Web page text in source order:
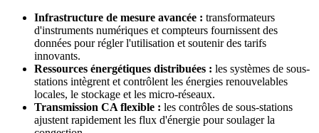
Infrastructure de mesure avancée : transformateurs
d'instruments numériques et compteurs fournissent des
données pour régler l'utilisation et soutenir des tarifs
innovants.
Ressources énergétiques distribuées : les systèmes de sous-
stations intègrent et contrôlent les énergies renouvelables
locales, le stockage et les micro-réseaux.
Transmission CA flexible : les contrôles de sous-stations
ajustent rapidement les flux d'énergie pour soulager la